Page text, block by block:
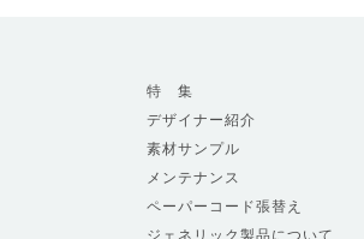
特 集
デザイナー紹介
素材サンプル
メンテナンス
ペーパーコード張替え
ジェネリック製品について